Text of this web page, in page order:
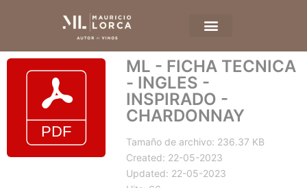
ML - FICHA TECNICA
- INGLES -
INSPIRADO -
CHARDONNAY
Tamaño de archivo: 236.37 KB
Created: 22-05-2023
Updated: 22-05-2023